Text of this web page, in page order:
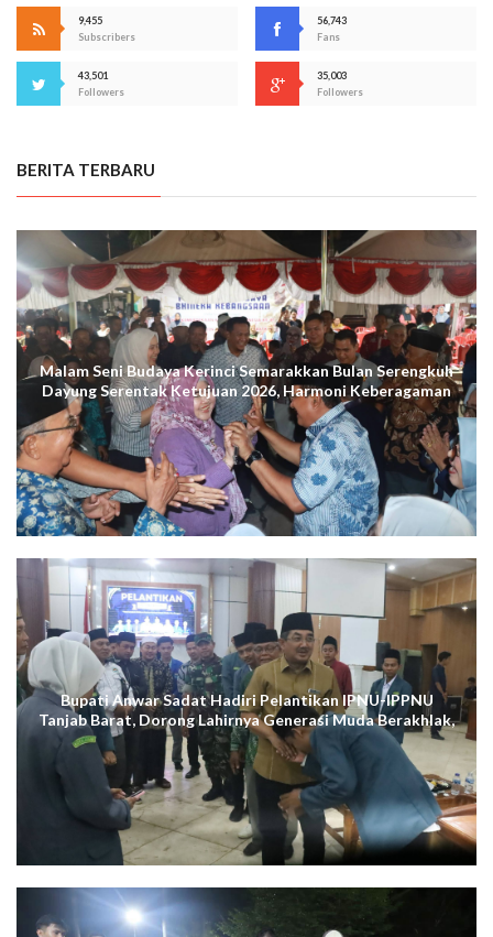
9,455
Subscribers
56,743
Fans
43,501
Followers
35,003
Followers
BERITA TERBARU
Malam Seni Budaya Kerinci Semarakkan Bulan Serengkuh
Dayung Serentak Ketujuan 2026, Harmoni Keberagaman
Terus Menggema di Kuala Tungkal
Bupati Anwar Sadat Hadiri Pelantikan IPNU-IPPNU
Tanjab Barat, Dorong Lahirnya Generasi Muda Berakhlak,
Cerdas Digital, dan Berdaya Saing